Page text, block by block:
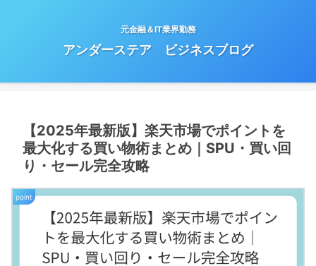
元金融＆IT業界勤務
アンダーステア ビジネスブログ
【2025年最新版】楽天市場でポイントを
最大化する買い物術まとめ｜SPU・買い回
り・セール完全攻略
point